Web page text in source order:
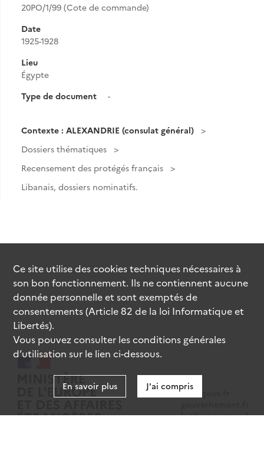
20PO/1/99 (Cote de commande)
Date
1925-1928
Lieu
Égypte
Type de document
-
Contexte : ALEXANDRIE (consulat général)
Dossiers thématiques
Recensement des protégés français
Libanais, dossiers nominatifs.
data.gouv.fr
legifrance.gouv.fr
Ce site utilise descookiestechniques nécessaires à
son bon fonctionnement. Ils ne contiennent aucune
donnée personnelle et sont exemptés de
consentements (Article 82 de la loi Informatique et
Libertés).
Vous pouvez consulter les conditions générales
d’utilisation sur le lien ci-dessous.
En savoir plus J'ai compris